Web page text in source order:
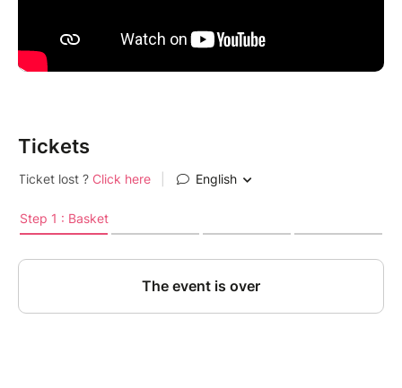
Petit déjeuner offert*
Tickets